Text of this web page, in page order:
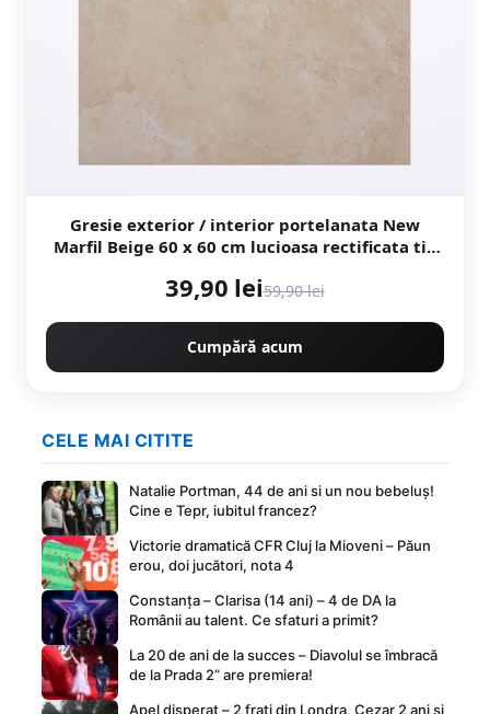
Gresie exterior / interior portelanata New
Marfil Beige 60 x 60 cm lucioasa rectificata tip
39,90 lei59,90 lei
Cumpără acum
CELE MAI CITITE
Natalie Portman, 44 de ani si un nou bebeluș!
Cine e Tepr, iubitul francez?
Victorie dramatică CFR Cluj la Mioveni – Păun
erou, doi jucători, nota 4
Constanța – Clarisa (14 ani) – 4 de DA la
Românii au talent. Ce sfaturi a primit?
La 20 de ani de la succes – Diavolul se îmbracă
de la Prada 2” are premiera!
Apel disperat – 2 frați din Londra, Cezar 2 ani și